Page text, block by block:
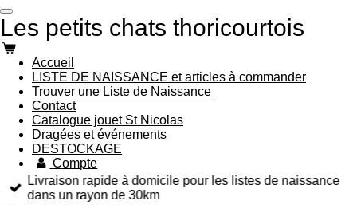
Passer
au
contenu
principal
Les petits chats thoricourtois
Accueil
LISTE DE NAISSANCE et articles à commander
Trouver une Liste de Naissance
Contact
Catalogue jouet St Nicolas
Dragées et événements
DESTOCKAGE
Compte
Livraison rapide à domicile pour les listes de naissance
dans un rayon de 30km